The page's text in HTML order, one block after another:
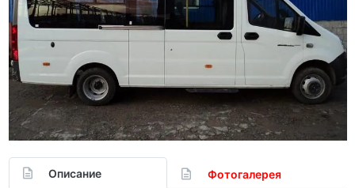
Описание Фотогалерея